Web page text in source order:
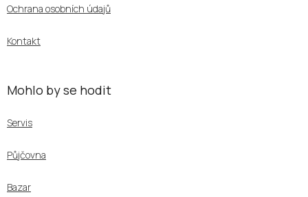
Ochrana osobních údajů
Kontakt
Mohlo by se hodit
Servis
Půjčovna
Bazar